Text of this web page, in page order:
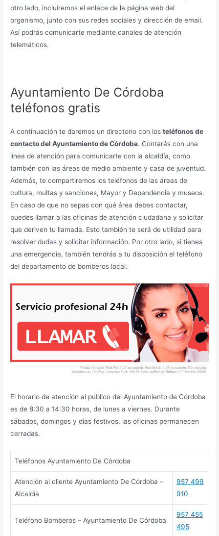
otro lado, incluiremos el enlace de la página web del
organismo, junto con sus redes sociales y dirección de email.
Así podrás comunicarte mediante canales de atención
telemáticos.
Ayuntamiento De Córdoba
teléfonos gratis
A continuación te daremos un directorio con losteléfonos de
contacto del Ayuntamiento de Córdoba. Contarás con una
línea de atención para comunicarte con la alcaldía, como
también con las áreas de medio ambiente y casa de juventud.
Además, te compartiremos los teléfonos de las áreas de
cultura, multas y sanciones, Mayor y Dependencia y museos.
En caso de que no sepas con qué área debes contactar,
puedes llamar a las oficinas de atención ciudadana y solicitar
que deriven tu llamada. Esto también te será de utilidad para
resolver dudas y solicitar información. Por otro lado, si tienes
una emergencia, también tendrás a tu disposición el teléfono
del departamento de bomberos local.
El horario de atención al público del Ayuntamiento de Córdoba
es de 8:30 a 14:30 horas, de lunes a viernes. Durante
sábados, domingos y días festivos, las oficinas permanecen
cerradas.
Teléfonos Ayuntamiento De Córdoba
Atención al cliente Ayuntamiento De Córdoba –
Alcaldía
957 499
910
Teléfono Bomberos – Ayuntamiento De Córdoba
957 455
495